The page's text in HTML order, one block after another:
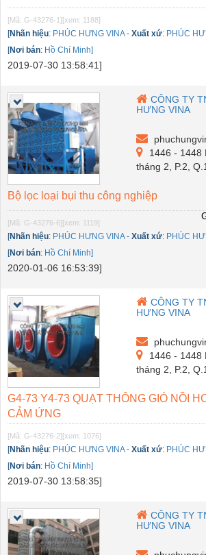
[Mã: G-43276-1][xem: 1188]
[Nhãn hiệu: PHÚC HƯNG VINA- Xuất xứ: PHÚC
[Nơi bán: Hồ Chí Minh]
2019-07-30 13:58:41]
CÔNG TY
HƯNG VINA
1446 - 1448
tháng 2, P.2,
Bộ lọc loại bụi thu công nghiệp
[Mã: G-43276-6][xem: 1119]
[Nhãn hiệu: PHÚC HƯNG VINA- Xuất xứ: PHÚC
[Nơi bán: Hồ Chí Minh]
2020-01-06 16:53:39]
CÔNG TY
HƯNG VINA
1446 - 1448
tháng 2, P.2,
G4-73 Y4-73 QUẠT THÔNG GIÓ NỒI
CẢM ỨNG
[Mã: G-43276-2][xem: 1076]
[Nhãn hiệu: PHÚC HƯNG VINA- Xuất xứ: PHÚC
[Nơi bán: Hồ Chí Minh]
2019-07-30 13:58:35]
CÔNG TY
HƯNG VINA